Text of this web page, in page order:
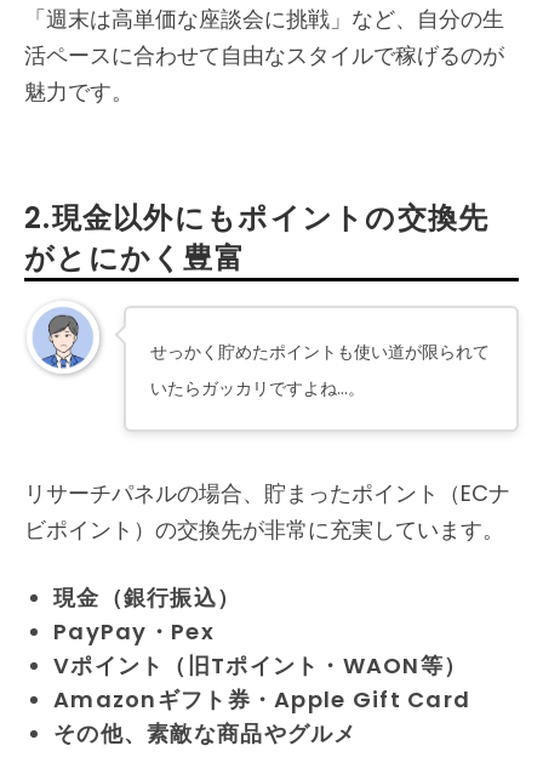
「週末は高単価な座談会に挑戦」など、自分の生
活ペースに合わせて自由なスタイルで稼げるのが
魅力です。
2.現金以外にもポイントの交換先
がとにかく豊富
せっかく貯めたポイントも使い道が限られて
いたらガッカリですよね…。
リサーチパネルの場合、貯まったポイント（ECナ
ビポイント）の交換先が非常に充実しています。
現金（銀行振込）
PayPay・Pex
Vポイント（旧Tポイント・WAON等）
Amazonギフト券・Apple Gift Card
その他、素敵な商品やグルメ